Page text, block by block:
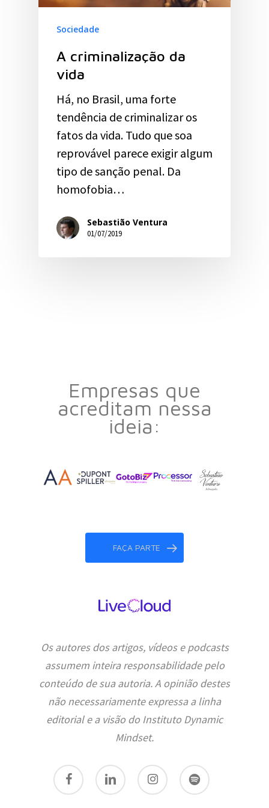
Sociedade
A criminalização da
vida
Há, no Brasil, uma forte
tendência de criminalizar os
fatos da vida. Tudo que soa
reprovável parece exigir algum
tipo de sanção penal. Da
homofobia…
Sebastião Ventura
01/07/2019
Empresas que
acreditam nessa
ideia:
FAÇA PARTE
Os autores dos artigos, vídeos e podcasts
assumem inteira responsabilidade pelo
conteúdo de sua autoria. A opinião destes
não necessariamente expressa a linha
editorial e a visão do Instituto Dynamic
Mindset.
facebook linkedin instagram spotify